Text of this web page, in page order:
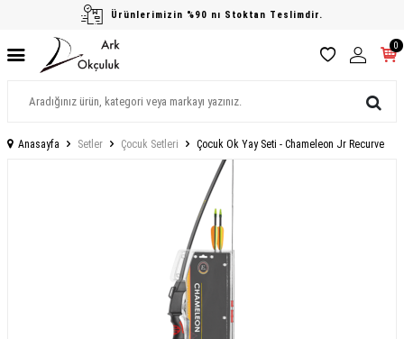
Ürünlerimizin %90 nı Stoktan Teslimdir.
0
Anasayfa Setler Çocuk Setleri Çocuk Ok Yay Seti - Chameleon Jr Recurve